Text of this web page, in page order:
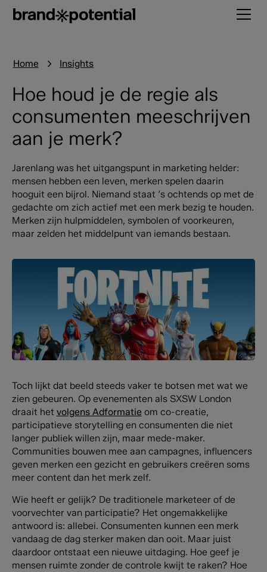
Home Insights
Hoe houd je de regie als
consumenten meeschrijven
aan je merk?
Jarenlang was het uitgangspunt in marketing helder:
mensen hebben een leven, merken spelen daarin
hooguit een bijrol. Niemand staat ‘s ochtends op met de
gedachte om zich actief met een merk bezig te houden.
Merken zijn hulpmiddelen, symbolen of voorkeuren,
maar zelden het middelpunt van iemands bestaan.
Toch lijkt dat beeld steeds vaker te botsen met wat we
zien gebeuren. Op evenementen als SXSW London
draait het volgens Adformatie om co-creatie,
participatieve storytelling en consumenten die niet
langer publiek willen zijn, maar mede-maker.
Communities bouwen mee aan campagnes, influencers
geven merken een gezicht en gebruikers creëren soms
meer content dan het merk zelf.
Wie heeft er gelijk? De traditionele marketeer of de
voorvechter van participatie? Het ongemakkelijke
antwoord is: allebei. Consumenten kunnen een merk
vandaag de dag sterker maken dan ooit. Maar juist
daardoor ontstaat een nieuwe uitdaging. Hoe geef je
mensen ruimte zonder de controle kwijt te raken? Hoe